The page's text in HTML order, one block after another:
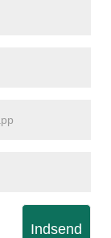
Indsend